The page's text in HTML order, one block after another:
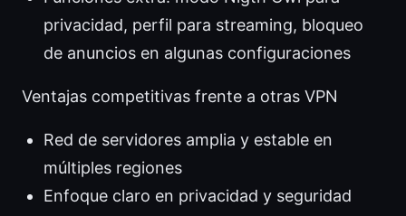
privacidad, perfil para streaming, bloqueo
de anuncios en algunas configuraciones
Ventajas competitivas frente a otras VPN
Red de servidores amplia y estable en
múltiples regiones
Enfoque claro en privacidad y seguridad